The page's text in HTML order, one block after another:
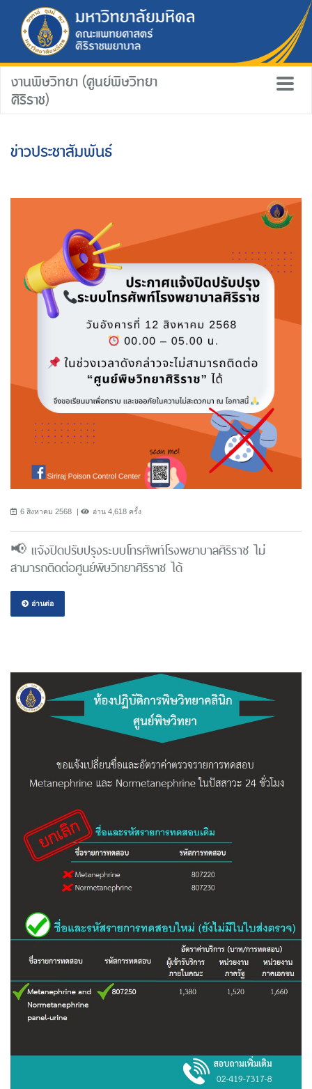
งานพิษวิทยา (ศูนย์พิษวิทยา
ศิริราช)
ข่าวประชาสัมพันธ์
6 สิงหาคม 2568 อ่าน 4,618 ครั้ง
📢 แจ้งปิดปรับปรุงระบบโทรศัพท์โรงพยาบาลศิริราช ไม่
สามารถติดต่อศูนย์พิษวิทยาศิริราช ได้
อ่านต่อ